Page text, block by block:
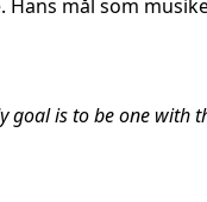
mål som
goal is to be one with